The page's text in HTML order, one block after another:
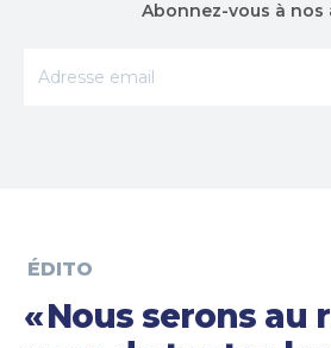
Abonnez-vous à nos